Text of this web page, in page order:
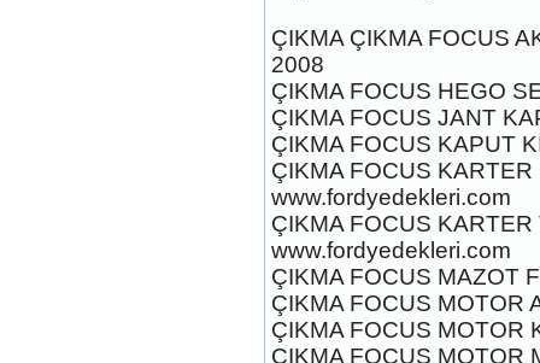
ÇIKMA ÇIKMA FOCUS
2008
ÇIKMA FOCUS HEGO
ÇIKMA FOCUS JANT
ÇIKMA FOCUS KAPUT
ÇIKMA FOCUS
www.fordyedekleri.com
ÇIKMA FOCUS
www.fordyedekleri.com
ÇIKMA FOCUS MAZOT
ÇIKMA FOCUS MOTOR
ÇIKMA FOCUS MOTOR
ÇIKMA FOCUS MOTOR